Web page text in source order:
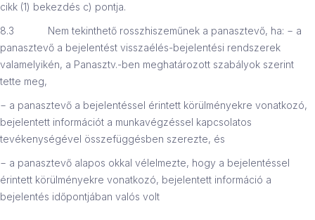
cikk (1) bekezdés c) pontja.
8.3 Nem tekinthető rosszhiszeműnek a panasztevő, ha: − a
panasztevő a bejelentést visszaélés-bejelentési rendszerek
valamelyikén, a Panasztv.-ben meghatározott szabályok szerint
tette meg,
− a panasztevő a bejelentéssel érintett körülményekre vonatkozó,
bejelentett információt a munkavégzéssel kapcsolatos
tevékenységével összefüggésben szerezte, és
− a panasztevő alapos okkal vélelmezte, hogy a bejelentéssel
érintett körülményekre vonatkozó, bejelentett információ a
bejelentés időpontjában valós volt